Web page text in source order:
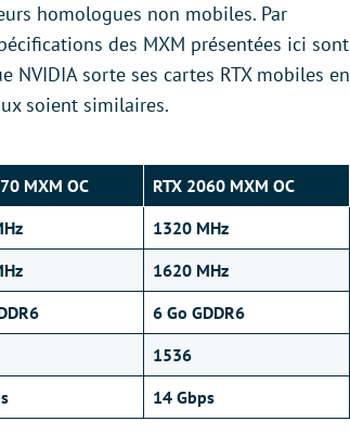
homologues non mobiles. Par
des MXM présentées ici sont
NVIDIA sorte ses cartes RTX mobiles en
soient similaires.
MXM OC
RTX 2060 MXM OC
1320 MHz
1620 MHz
6 Go GDDR6
1536
14 Gbps